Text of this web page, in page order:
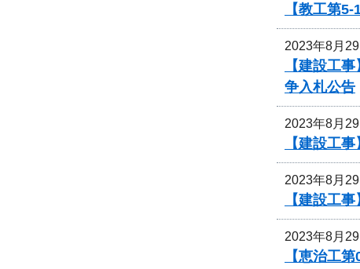
【教工第
2023年8月
【建設工
争入札公告
2023年8月
【建設工
2023年8月
【建設工
2023年8月
【恵治工